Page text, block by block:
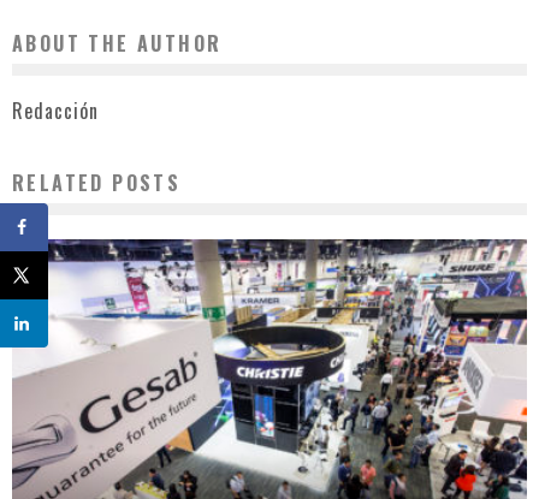
ABOUT THE AUTHOR
Redacción
RELATED POSTS